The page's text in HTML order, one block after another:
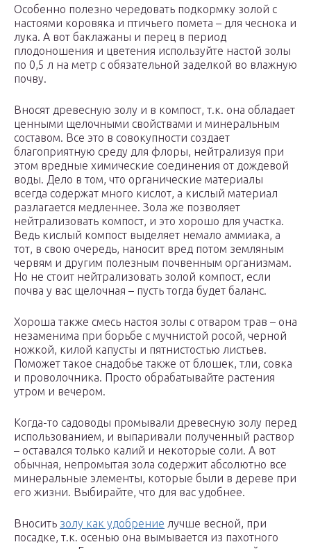
Особенно полезно чередовать подкормку золой с
настоями коровяка и птичьего помета – для чеснока и
лука. А вот баклажаны и перец в период
плодоношения и цветения используйте настой золы
по 0,5 л на метр с обязательной заделкой во влажную
почву.
Вносят древесную золу и в компост, т.к. она обладает
ценными щелочными свойствами и минеральным
составом. Все это в совокупности создает
благоприятную среду для флоры, нейтрализуя при
этом вредные химические соединения от дождевой
воды. Дело в том, что органические материалы
всегда содержат много кислот, а кислый материал
разлагается медленнее. Зола же позволяет
нейтрализовать компост, и это хорошо для участка.
Ведь кислый компост выделяет немало аммиака, а
тот, в свою очередь, наносит вред потом земляным
червям и другим полезным почвенным организмам.
Но не стоит нейтрализовать золой компост, если
почва у вас щелочная – пусть тогда будет баланс.
Хороша также смесь настоя золы с отваром трав – она
незаменима при борьбе с мучнистой росой, черной
ножкой, килой капусты и пятнистостью листьев.
Поможет такое снадобье также от блошек, тли, совка
и проволочника. Просто обрабатывайте растения
утром и вечером.
Когда-то садоводы промывали древесную золу перед
использованием, и выпаривали полученный раствор
– оставался только калий и некоторые соли. А вот
обычная, непромытая зола содержит абсолютно все
минеральные элементы, которые были в дереве при
его жизни. Выбирайте, что для вас удобнее.
Вносить золу как удобрение лучше весной, при
посадке, т.к. осенью она вымывается из пахотного